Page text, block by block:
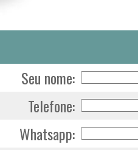
Seu nome:
Telefone:
Whatsapp: